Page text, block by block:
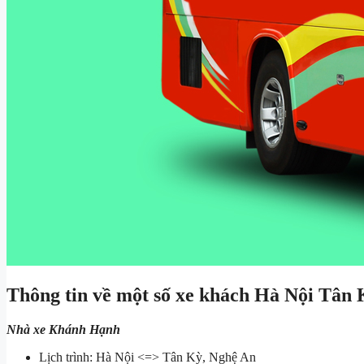
Thông tin về một số xe khách Hà Nội Tân
Nhà xe Khánh Hạnh
Lịch trình: Hà Nội <=> Tân Kỳ, Nghệ An